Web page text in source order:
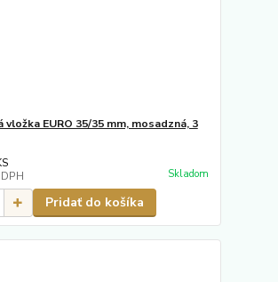
vložka EURO 35/35 mm, mosadzná, 3
Skladom
Pridať do košíka